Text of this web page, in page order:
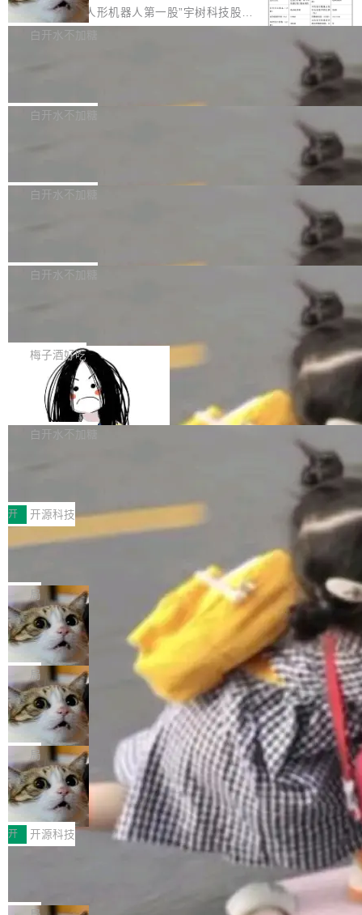
agent 有本质区别。大多数 agent harness 的设
计是基于早期模型的能力—...
细致的一份规则。 政策的核心只有一句话：LLM
可以用来分析、提炼、审阅、建议，但不能用来
不得生成涉及安全性的关键变更，除非作者本身
ek 获配 93.3 万股，锁定 36 个月
8月6日晚间，“人形机器人第一股”宇树科技股份
有限公司披露IPO发行价格及战略配售结果，杭
36个月。 公告显示，本次宇树科技战略配售对
员工参与设立的专项资产管理计划。其中，Dee
获配9...
白开水不加糖
Bug fixes and enhancements 修复多次传递同
一个回归问题，该问题导致拉取镜像时会拒绝包
题，该问题可能导致在旧版 Linux 内核...
白开水不加糖
e 孵化器项目管理委员会（IPMC）投票中获得
P）！这一里程碑不仅标志着 Fluss 迈入新的发
白开水不加糖
长期停止内容更新，未能实现其作为“AI版维基百
提交的编辑请求也长期处于待处理状态。 Groki
pedia 于去年底上线，定位为由人工智能生成内
容的百科平台，被马斯克视为传统众包百科网站
维基百科的替代方案。Lawfare 调查发现，无论
热门页面还是低关注度页面，均未出现近期更
白开水不加糖
是这样的：配 MessageSource 的 Bean、写 R
eloadableResourceBundleMessageSource、
声明 LocaleResolver、注册 LocaleChangeInt
erceptor…五六步之后才能看到第一行翻译文
本。 Solon 换了个方式。整个 i18n 模块围绕三
梅子酒好吃
Apache Doris 4.1 全面增强 Iceberg：
支持 UPDATE、MERGE INTO 与 Iceb
erg V3
Apache Doris 4.1 要补齐的，正是缺失的那一
半。在已有查询能力的基础上，Doris 进一步支
常维护操作，并完整支持 Iceberg V3 格式。
白开水不加糖
村国家自主创新示范区会议中心开幕。本届大会
由中关村智联软件服务业质量创新联盟主办，以
“智构可信·质创未来——AI原生时代的质量新范
式”为主题，直面AI从实验室走向规模化产业落地
的核心质量命题。会上，《2026智能研发生产力
工具选型手册》发布，Testin云测的Testin XAge
nt智能测试系统入选AI测试领域代表产品。对CI
O而言，这提示了一个转变：AI测试正在从效率
工具升级为企业的质量基础设施。 CIO面对的新
现实 过去两年，CIO们的焦虑清单上多了两项：
一是如何让大模型和智能体应用安全地从PoC走
向生产，二是如何让测试团队跟得上AI应用...
开 开源科技
让非法状态不可表示：一篇关于 ADT
有一种东西，一旦用过就回不去了。Alex Fedos
eev 管它叫"软件设计的基石"。 他说的东西不新
鲜——代数数据类型（ADT），尤其是和类型
（sum type）。但他说清楚了一件事：这不是类
型系统的学术体操，是日常编码的思维方式。 文
章从一个简单的例子切入。一个网站的深色主题
设置，如果用布尔值 + 可空字段来表示——bool
ean 表示是否可切换，nullable 的默认模式、浅
色方案、深色方案——会产生大量无意义的组
合。方案缺了、配置冲突了、全 null 了。要知道
哪些组合有效，作者说，你得靠"文档、校验、或
者部落知识"。 换个写法。Rust 的 enum，两个
变体：Switchable...
局
Cloudflare 开源内部企业 AI 平台 Clou
dflare OS
Cloudflare 发布了一个开源项目 Cloudflare O
S。如果你只看官方博客，你会觉得这是又一
个"AI 知识库 + 聊天机器人"——每个大厂都在
做，没什么新鲜的。 但 Kenton Varda 在 Twitte
r 上把事情说清楚了： 今天我们发布了 Cloudfla
re OS，一个带连接器的聊天机器人，跟其他所
有科技公司做的一样。只不过，实际上它不一
样。这是 Sandstorm.io 的重制版，我十年前的
那个创业公司。不同的是，这次它构建在 Cloudf
lare Workers 上——我花了九年时间搭建的平台
——并且深度集成了 AI。这基本上是我十年秘密
局
Deno 团队开源 Celld，可自托管的分
布式 Durable Objects
Ryan Dahl 领导的 Deno 团队推出了最新开源项
目 Celld，一个能在自己机器上运行 Cloudflare
Workers 和 Durable Objects 的守护进程。 设
计思路很直接：每个对象是一个独立的 SQLite
数据库，按名称寻址，复制到你自己的 S3 兼容
存储库里。节点之间只通过这个存储库协调——
没有控制平面，没有共识协议。每个对象自带一
个小型数据库，应用天然按分片构建，单个数据
库的竞争和爆炸半径问题在设计层面就被消除
了。 闲置的 cell 会休眠到几乎不占资源。当 cel
局
鲁大师7月新机性能/流畅/AI榜：vivo夺
性能、流畅双第一，三星Galaxy Z系列
新折叠缺席
2026年7月的手机市场，由于存储等硬件成本暴
增，手机厂商的日子也不好过啊，新机速度明显
放缓，因此硝烟味淡了许多。新机参数规格除开
Fold8 / Z Flip8）外，其余要么是中低端机器，
例如iQOO Z11i、REDMI Note 17、REDMI No
开 开源科技
Zed 编辑器团队发布了新项目——DeltaDB，一
个在 git commit 之间记录每一次编辑操作的版